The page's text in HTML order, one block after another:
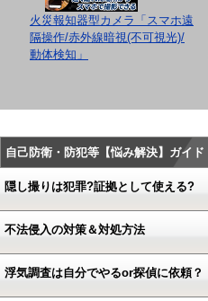
火災報知器型カメラ「スマホ遠
隔操作/赤外線暗視(不可視光)/
動体検知」
自己防衛・防犯等【悩み解決】ガイド
隠し撮りは犯罪?証拠として使える?
不法侵入の対策＆対処方法
浮気調査は自分でやるor探偵に依頼？